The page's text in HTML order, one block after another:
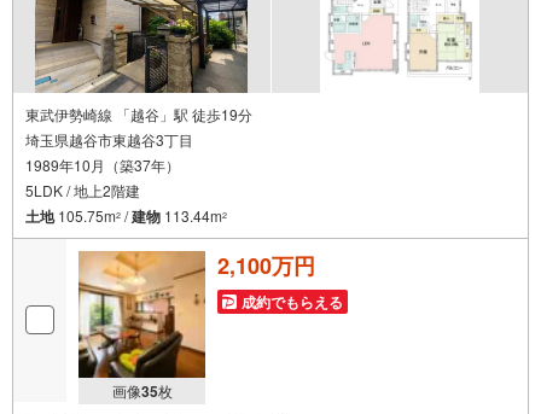
東武伊勢崎線 「越谷」駅 徒歩19分
埼玉県越谷市東越谷3丁目
1989年10月（築37年）
5LDK / 地上2階建
土地105.75m2 /建物 113.44m2
画像35枚
2,100万円
成約でもらえる